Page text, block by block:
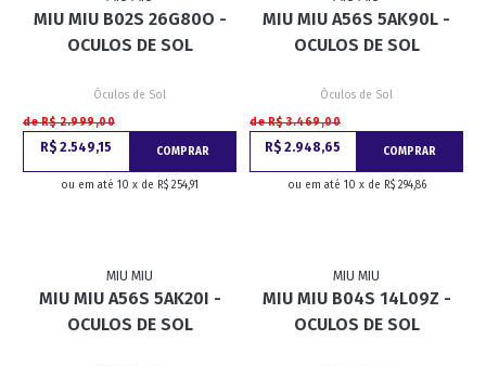
MIU MIU B02S 26G80O -
OCULOS DE SOL
Óculos de Sol
de R$ 2.999,00
R$ 2.549,15 COMPRAR
ou em até 10 x de R$ 254,91
MIU MIU A56S 5AK90L -
OCULOS DE SOL
Óculos de Sol
de R$ 3.469,00
R$ 2.948,65 COMPRAR
ou em até 10 x de R$ 294,86
MIU MIU
MIU MIU A56S 5AK20I -
OCULOS DE SOL
MIU MIU
MIU MIU B04S 14L09Z -
OCULOS DE SOL